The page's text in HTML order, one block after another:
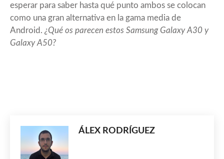
esperar para saber hasta qué punto ambos se colocan
como una gran alternativa en la gama media de
Android. ¿Qué os parecen estos Samsung Galaxy A30 y
Galaxy A50?
ÁLEX RODRÍGUEZ